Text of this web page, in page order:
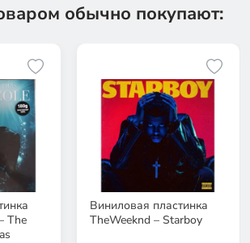
обычно покупают:
The
Виниловая пластинка
TheWeeknd – Starboy